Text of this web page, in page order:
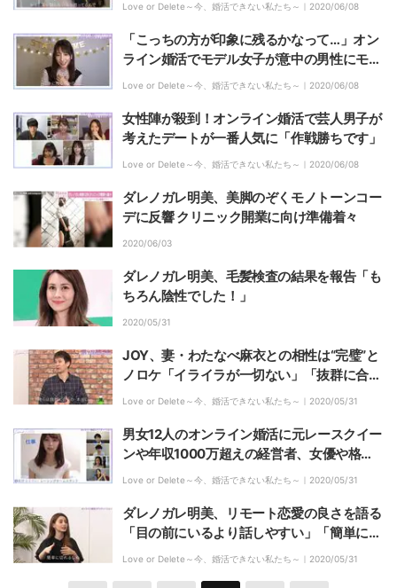
Love or Delete～今、婚活できない私たち～｜ 2020/06/08
「こっちの方が印象に残るかなって…」オン
ライン婚活でモデル女子が意中の男性にモテ
台詞炸裂！
Love or Delete～今、婚活できない私たち～｜ 2020/06/08
女性陣が殺到！オンライン婚活で芸人男子が
考えたデートが一番人気に「作戦勝ちです」
Love or Delete～今、婚活できない私たち～｜ 2020/06/08
ダレノガレ明美、美脚のぞくモノトーンコー
デに反響 クリニック開業に向け準備着々
2020/06/03
ダレノガレ明美、毛髪検査の結果を報告「も
ちろん陰性でした！」
2020/05/31
JOY、妻・わたなべ麻衣との相性は“完璧”と
ノロケ「イライラが一切ない」「抜群に合
う」
Love or Delete～今、婚活できない私たち～｜ 2020/05/31
男女12人のオンライン婚活に元レースクイー
ンや年収1000万超えの経営者、女優や格闘
家など美男美女が参加！
Love or Delete～今、婚活できない私たち～｜ 2020/05/31
ダレノガレ明美、リモート恋愛の良さを語る
「目の前にいるより話しやすい」「簡単に切
れる」
Love or Delete～今、婚活できない私たち～｜ 2020/05/31